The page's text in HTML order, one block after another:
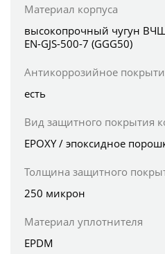
Материал корпуса
высокопрочный чугун
EN-GJS-500-7 (GGG50)
Антикоррозийное
есть
Вид защитного покрытия
EPOXY / эпоксидное
Толщина защитного
250 микрон
Материал уплотнителя
EPDM